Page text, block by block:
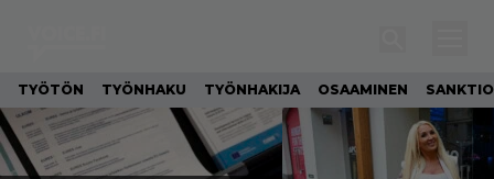
TYÖTÖN TYÖNHAKU TYÖNHAKIJA OSAAMINEN SANKTIO